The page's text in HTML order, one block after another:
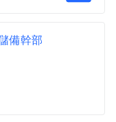
備幹部